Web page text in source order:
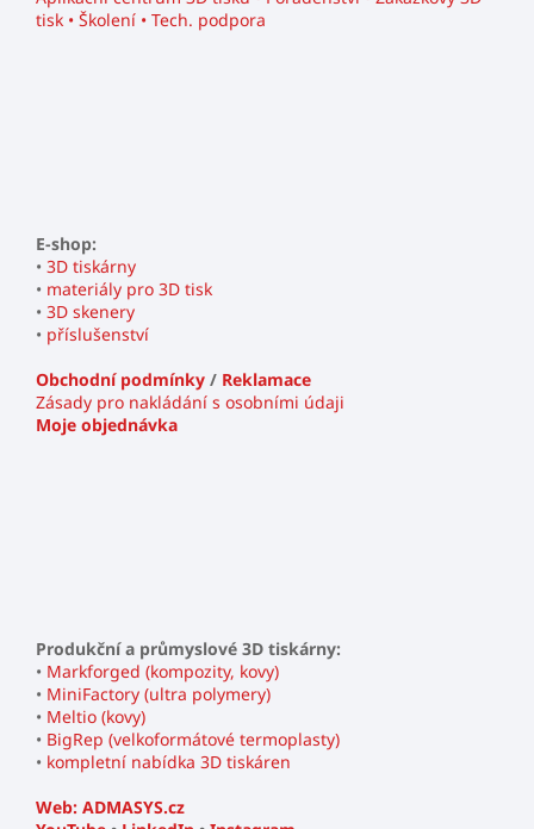
tisk • Školení • Tech. podpora
E-shop:
• 3D tiskárny
• materiály pro 3D tisk
• 3D skenery
• příslušenství
Obchodní podmínky / Reklamace
Zásady pro nakládání s osobními údaji
Moje objednávka
Produkční a průmyslové 3D tiskárny:
• Markforged (kompozity, kovy)
• MiniFactory (ultra polymery)
• Meltio (kovy)
• BigRep (velkoformátové termoplasty)
• kompletní nabídka 3D tiskáren
Web: ADMASYS.cz